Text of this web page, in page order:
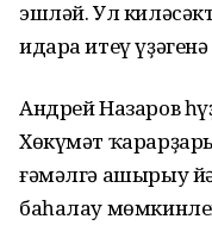
эшләй. Ул
идара итеү
Андрей Назаров
Хөкүмәт
ғәмәлгә ашырыу
баһалау